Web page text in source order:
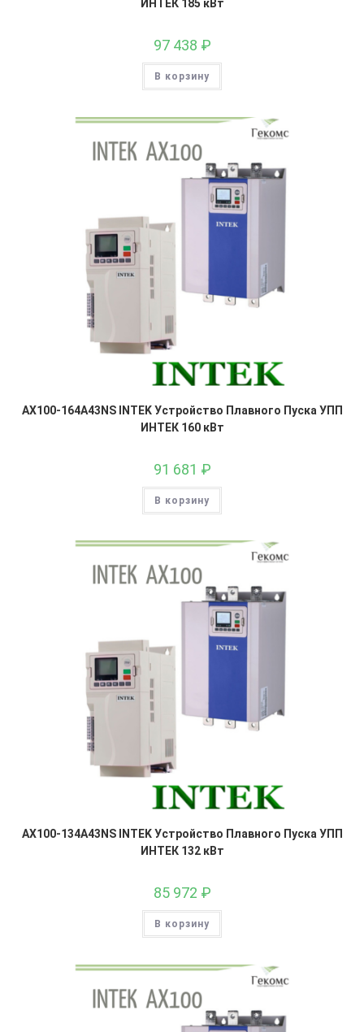
ИНТЕК 185 кВт
97 438 ₽
В корзину
AX100-164A43NS INTEK Устройство Плавного Пуска УПП
ИНТЕК 160 кВт
91 681 ₽
В корзину
AX100-134A43NS INTEK Устройство Плавного Пуска УПП
ИНТЕК 132 кВт
85 972 ₽
В корзину